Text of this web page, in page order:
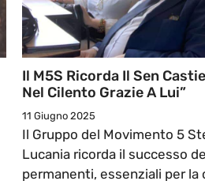
Il M5S Ricorda Il Sen
Nel Cilento Grazie A Lui”
11 Giugno 2025
Il Gruppo del Movimento 5
Lucania ricorda il successo
permanenti, essenziali per la